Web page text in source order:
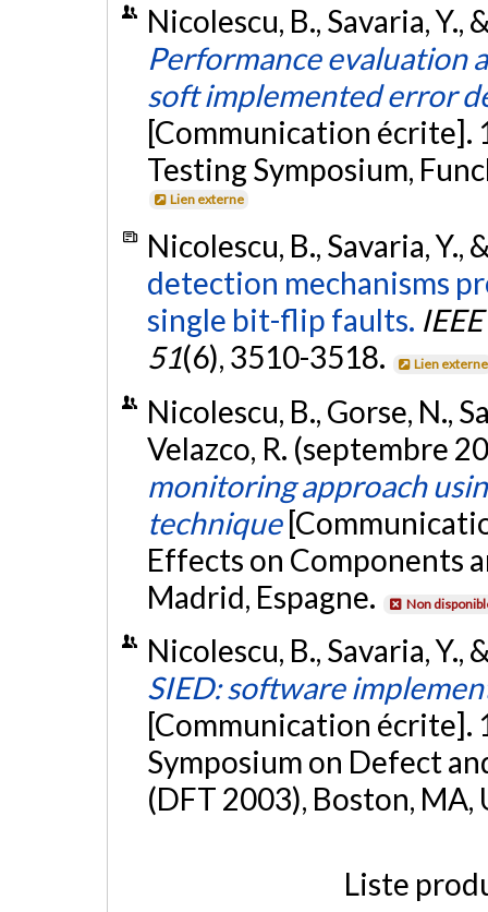
Nicolescu, B., Savaria,
Performance evaluation
soft implemented error
[Communication écrite].
Testing Symposium,
Lien externe
Nicolescu, B., Savaria, Y.,
detection mechanisms
single bit-flip faults.
51(6), 3510-3518. Lien externe
Nicolescu, B., Gorse, N.,
Velazco, R. (septembre
monitoring approach
technique
Effects on Components
Madrid, Espagne.
Non
Nicolescu, B., Savaria, Y.,
SIED: software
[Communication écrite].
Symposium on Defect
(DFT 2003), Boston,
Liste